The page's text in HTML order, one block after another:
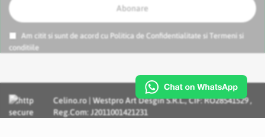
Abonare
Am citit si sunt de acord cu Politica de Confidentialitate si
Termeni si
conditiile
Celino.ro | Westpro Art Desgin S.R.L., CIF: RO28541529 ,
Reg.Com: J2011001421231